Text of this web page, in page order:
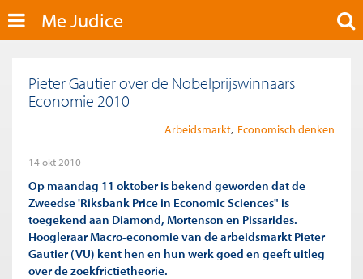
Me Judice
Pieter Gautier over de Nobelprijswinnaars
Economie 2010
Arbeidsmarkt Economisch denken
14 okt 2010
Op maandag 11 oktober is bekend geworden dat de
Zweedse 'Riksbank Price in Economic Sciences" is
toegekend aan Diamond, Mortenson en Pissarides.
Hoogleraar Macro-economie van de arbeidsmarkt Pieter
Gautier (VU) kent hen en hun werk goed en geeft uitleg
over de zoekfrictietheorie.